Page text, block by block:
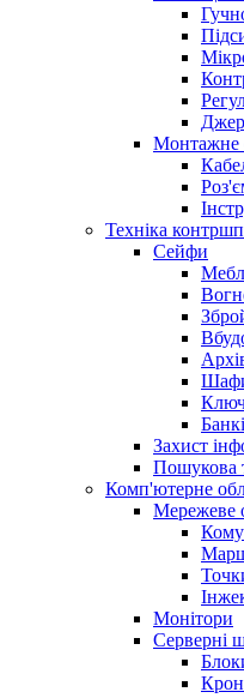
Монтажне
Техніка
Сейфи
Шафи
Захист
Пошукова
Комп'ютерне
Мережеве
Монітори
Серверні